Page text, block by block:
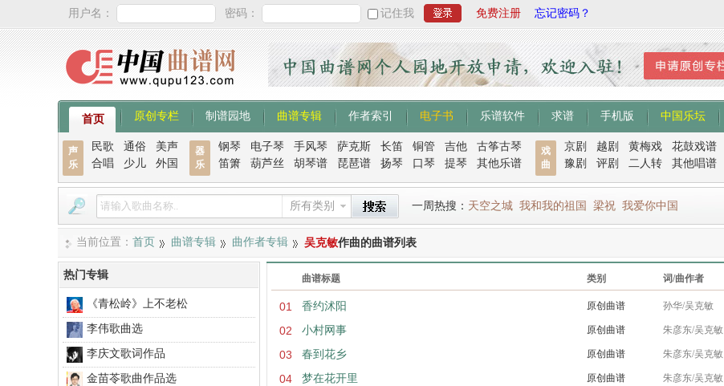
用户名： 密码： 记住我 免费注册 忘记密码？
首页 原创专栏 制谱园地 曲谱专辑 作者索引 电子书 乐谱软件 求谱 手机版 中国乐坛
声
乐
民歌 通俗
美声
合唱
少儿 外国
器
乐
钢琴 电子琴 手风琴 萨克斯 长笛 铜管 吉他
古筝古琴
笛箫
葫芦丝 胡琴谱 琵琶谱 扬琴 口琴 提琴 其他乐谱
戏
曲
京剧 越剧 黄梅戏
花鼓戏谱
豫剧
评剧 二人转 其他唱谱
所有类别 一周热搜： 天空之城 我和我的祖国 梁祝 我爱你中国
当前位置： 首页 曲谱专辑 曲作者专辑 吴克敏作曲的曲谱列表
曲谱标题 类别 词/曲作者
01 香约沭阳 原创曲谱 孙华/吴克敏
02 小村网事 原创曲谱 朱彦东/吴克敏
03 春到花乡 原创曲谱 朱彦东/吴克敏
04 梦在花开里 原创曲谱 朱彦东/吴克敏
热门专辑
《青松岭》上不老松
李伟歌曲选
李庆文歌词作品
金苗苓歌曲作品选